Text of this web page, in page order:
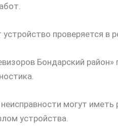
проверяется в
Бондарский
могут иметь
устройства.